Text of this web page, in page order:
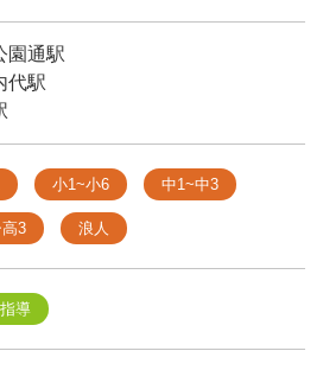
園通駅
代駅
小1~小6 中1~中3
3 浪人
導